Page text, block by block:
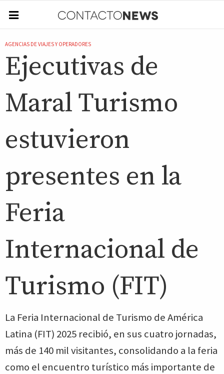
AGENCIAS DE VIAJES Y OPERADORES
Ejecutivas de
Maral Turismo
estuvieron
presentes en la
Feria
Internacional de
Turismo (FIT)
La Feria Internacional de Turismo de América
Latina (FIT) 2025 recibió, en sus cuatro jornadas,
más de 140 mil visitantes, consolidando a la feria
como el encuentro turístico más importante de